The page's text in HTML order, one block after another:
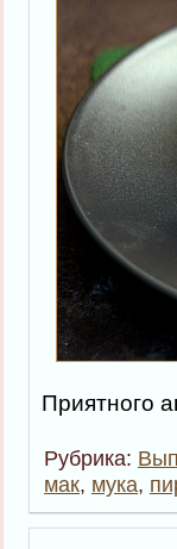
Приятного
Рубрика:
мак, мука,